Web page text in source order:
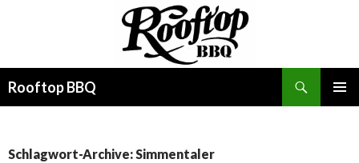
Rooftop BBQ
Schlagwort-Archive: Simmentaler